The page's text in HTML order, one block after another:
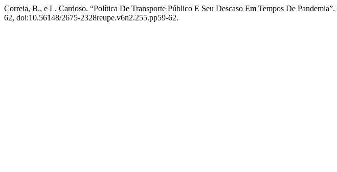
Correia, B., e L. Cardoso. “Política De Transporte Público E Seu Descaso Em Tempos De Pandemia”.
62, doi:10.56148/2675-2328reupe.v6n2.255.pp59-62.